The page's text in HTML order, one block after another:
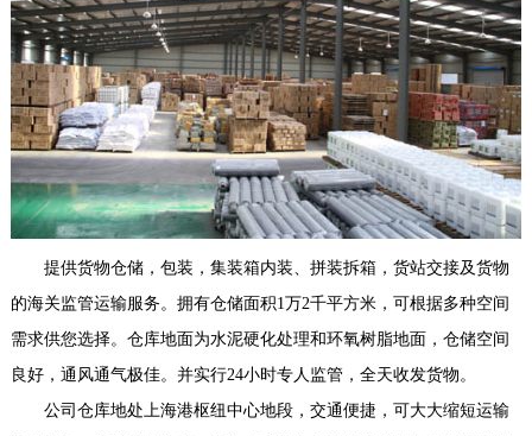
提供货物仓储，包装，集装箱内装、拼装拆箱，货站交接及货物
的海关监管运输服务。拥有仓储面积1万2千平方米，可根据多种空间
需求供您选择。仓库地面为水泥硬化处理和环氧树脂地面，仓储空间
良好，通风通气极佳。并实行24小时专人监管，全天收发货物。
公司仓库地处上海港枢纽中心地段，交通便捷，可大大缩短运输